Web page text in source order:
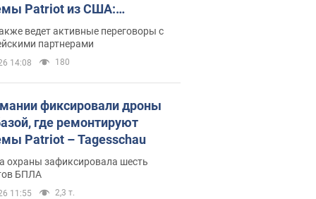
Patriot из США:
раскрыл подробности
ведет активные переговоры с
партнерами
14:08 180
фиксировали дроны
где ремонтируют
Patriot – Tagesschau
охраны зафиксировала шесть
БПЛА
11:55 2,3 т.